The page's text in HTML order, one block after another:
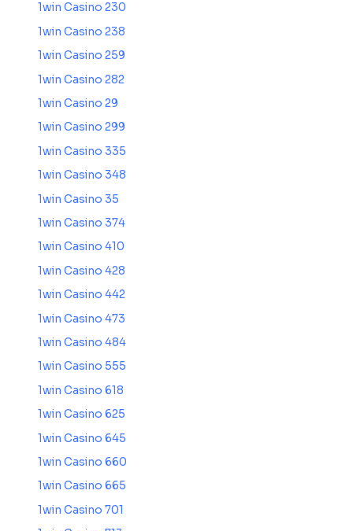
1win Casino 230
1win Casino 238
1win Casino 259
1win Casino 282
1win Casino 29
1win Casino 299
1win Casino 335
1win Casino 348
1win Casino 35
1win Casino 374
1win Casino 410
1win Casino 428
1win Casino 442
1win Casino 473
1win Casino 484
1win Casino 555
1win Casino 618
1win Casino 625
1win Casino 645
1win Casino 660
1win Casino 665
1win Casino 701